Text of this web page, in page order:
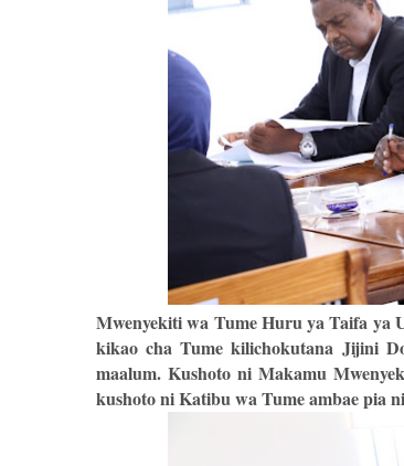
Mwenyekiti wa Tume Huru ya Taifa ya
kikao cha Tume kilichokutana Jijini
maalum. Kushoto ni Makamu
kushoto ni Katibu wa Tume ambae pia